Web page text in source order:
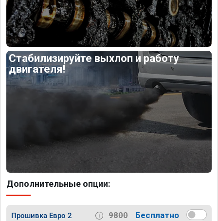
Стабилизируйте выхлоп и работу
двигателя!
Дополнительные опции:
Прошивка Евро 2 9800 Бесплатно